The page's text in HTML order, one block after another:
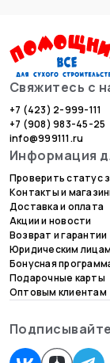
шпатель
350 мм,
1/1/50
Арт. 00-00010187
В наличии: в8
292 ₽/шт
Свяжитесь с
+7 (423) 2-999-111
+7 (908) 983-45-25
info@999111.ru
Информация
Проверить статус
Контакты и
Доставка и оплата
Акции и новости
Возврат и гарантии
Юридическим лицам
Бонусная
Подарочные карты
Оптовым клиентам